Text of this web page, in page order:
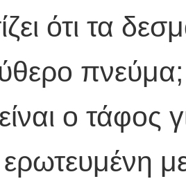
ότι τα
πνεύμα;
ο τάφος
ερωτευμένη